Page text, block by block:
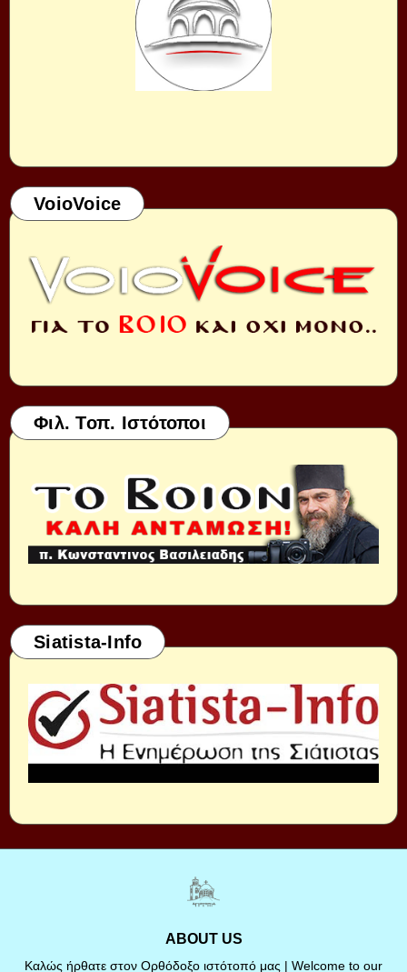
VoioVoice
Φιλ. Τοπ. Ιστότοποι
Siatista-Info
ABOUT US
Καλώς ήρθατε στον Ορθόδοξο ιστότοπό μας | Welcome to our